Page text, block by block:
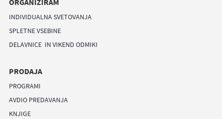
ORGANIZIRAM
INDIVIDUALNA SVETOVANJA
SPLETNE VSEBINE
DELAVNICE IN VIKEND ODMIKI
PRODAJA
PROGRAMI
AVDIO PREDAVANJA
KNJIGE